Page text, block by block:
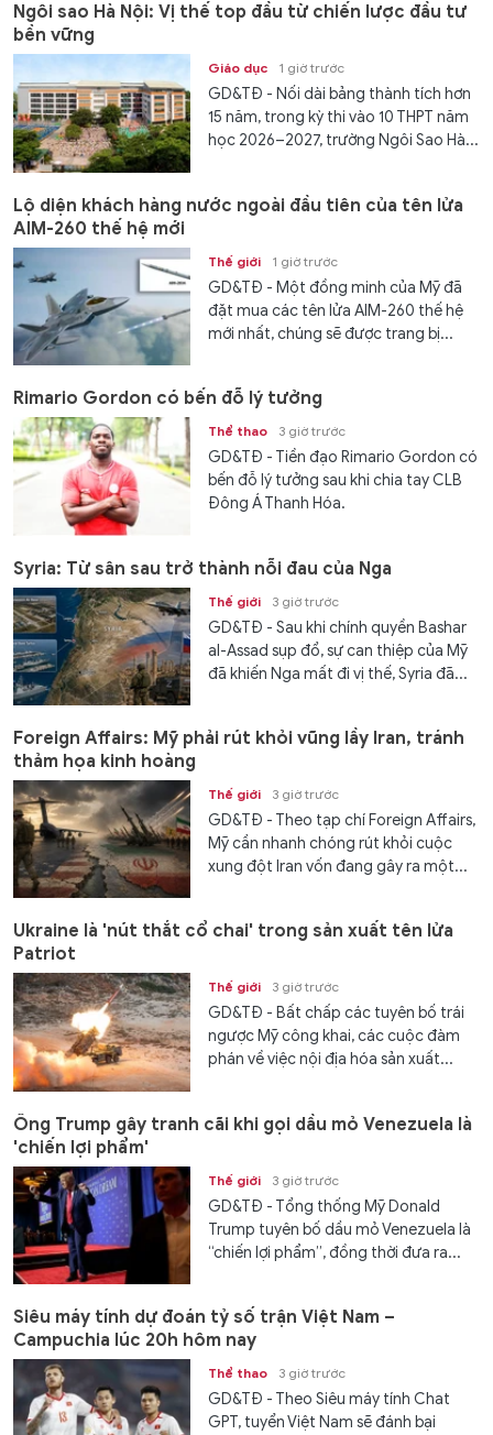
Ngôi sao Hà Nội: Vị thế top đầu từ chiến lược đầu tư
bền vững
Giáo dục 1 giờ trước
GD&TĐ - Nối dài bảng thành tích hơn
15 năm, trong kỳ thi vào 10 THPT năm
học 2026–2027, trường Ngôi Sao Hà...
Lộ diện khách hàng nước ngoài đầu tiên của tên lửa
AIM-260 thế hệ mới
Thế giới 1 giờ trước
GD&TĐ - Một đồng minh của Mỹ đã
đặt mua các tên lửa AIM-260 thế hệ
mới nhất, chúng sẽ được trang bị...
Rimario Gordon có bến đỗ lý tưởng
Thể thao 3 giờ trước
GD&TĐ - Tiền đạo Rimario Gordon có
bến đỗ lý tưởng sau khi chia tay CLB
Đông Á Thanh Hóa.
Syria: Từ sân sau trở thành nỗi đau của Nga
Thế giới 3 giờ trước
GD&TĐ - Sau khi chính quyền Bashar
al-Assad sụp đổ, sự can thiệp của Mỹ
đã khiến Nga mất đi vị thế, Syria đã...
Foreign Affairs: Mỹ phải rút khỏi vũng lầy Iran, tránh
thảm họa kinh hoàng
Thế giới 3 giờ trước
GD&TĐ - Theo tạp chí Foreign Affairs,
Mỹ cần nhanh chóng rút khỏi cuộc
xung đột Iran vốn đang gây ra một...
Ukraine là 'nút thắt cổ chai' trong sản xuất tên lửa
Patriot
Thế giới 3 giờ trước
GD&TĐ - Bất chấp các tuyên bố trái
ngược Mỹ công khai, các cuộc đàm
phán về việc nội địa hóa sản xuất...
Ông Trump gây tranh cãi khi gọi dầu mỏ Venezuela là
'chiến lợi phẩm'
Thế giới 3 giờ trước
GD&TĐ - Tổng thống Mỹ Donald
Trump tuyên bố dầu mỏ Venezuela là
“chiến lợi phẩm”, đồng thời đưa ra...
Siêu máy tính dự đoán tỷ số trận Việt Nam –
Campuchia lúc 20h hôm nay
Thể thao 3 giờ trước
GD&TĐ - Theo Siêu máy tính Chat
GPT, tuyển Việt Nam sẽ đánh bại